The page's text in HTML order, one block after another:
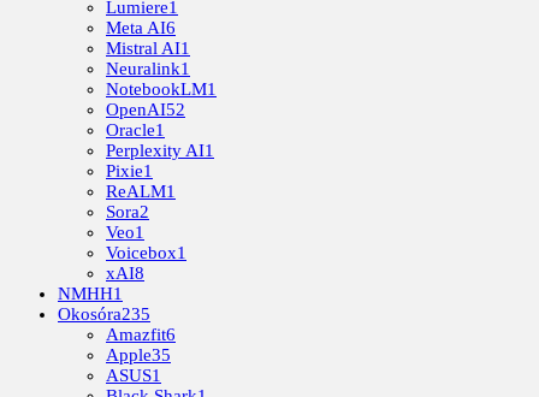
Lumiere1
Meta AI6
Mistral AI1
Neuralink1
NotebookLM1
OpenAI52
Oracle1
Perplexity AI1
Pixie1
ReALM1
Sora2
Veo1
Voicebox1
xAI8
NMHH1
Okosóra235
Amazfit6
Apple35
ASUS1